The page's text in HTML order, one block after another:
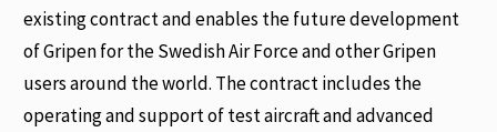
existing contract and enables the future development
of Gripen for the Swedish Air Force and other Gripen
users around the world. The contract includes the
operating and support of test aircraft and advanced